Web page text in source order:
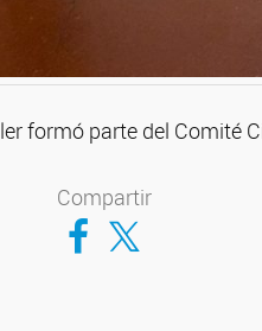
formó parte del Comité
Compartir
Compartir en Facebook
Compartir en Twitter